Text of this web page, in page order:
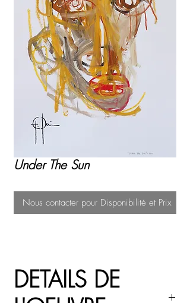
Under The Sun
Nous contacter pour Disponibilité et Prix
DETAILS DE